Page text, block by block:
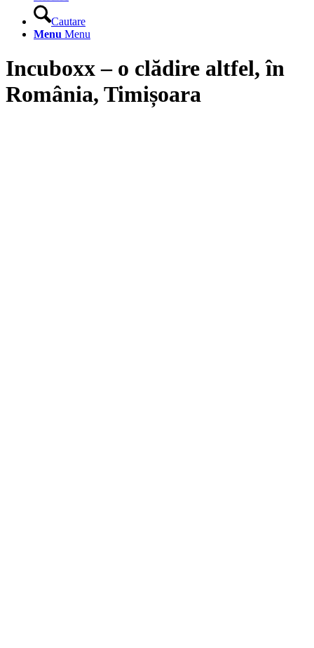
Cautare
Menu Menu
Incuboxx – o clădire altfel, în
România, Timișoara